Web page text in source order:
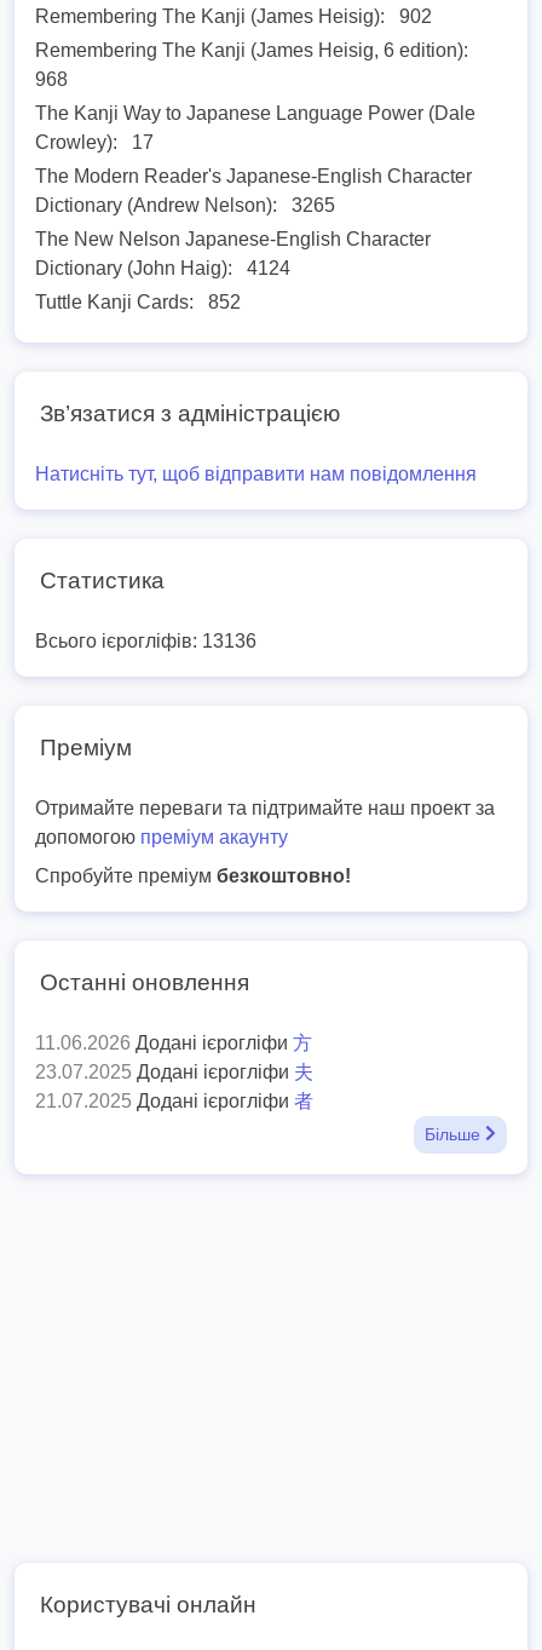
Remembering The Kanji (James Heisig):
902
Remembering The Kanji (James Heisig, 6 edition):
968
The Kanji Way to Japanese Language Power (Dale
Crowley):
17
The Modern Reader's Japanese-English Character
Dictionary (Andrew Nelson):
3265
The New Nelson Japanese-English Character
Dictionary (John Haig):
4124
Tuttle Kanji Cards:
852
Зв’язатися з адміністрацією
Натисніть тут, щоб відправити нам повідомлення
Статистика
Всього ієрогліфів: 13136
Преміум
Отримайте переваги та підтримайте наш проект за
допомогою преміум акаунту
Спробуйте преміум безкоштовно!
Останні оновлення
11.06.2026 Додані ієрогліфи 方
23.07.2025 Додані ієрогліфи 夫
21.07.2025 Додані ієрогліфи 者
Більше
Користувачі онлайн